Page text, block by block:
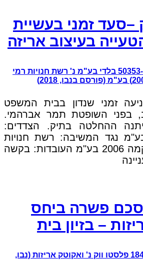
–סעד זמני בעשיית
בעיצוב אריזה
תא (מחוזי ת"א) 50353-03-18 בלדי בע"מ נ' רשת חנויות רמי
זמני שנדון בבית המשפט
בפני השופטת תמר אברהמי.
2.4.2018 ניתנה ההחלטה בתיק. הצדדים:
נגד המשיבה: רשת חנויות
רמי לוי שיווק השיקמה 2006 בע"מ העובדות: בקשה
פשרה ביחס
– בזיון בית
ת"א (מחוזי ת"א) 1846/08 פלסטו ווק נ' ואקוטק אריזות (נבו,